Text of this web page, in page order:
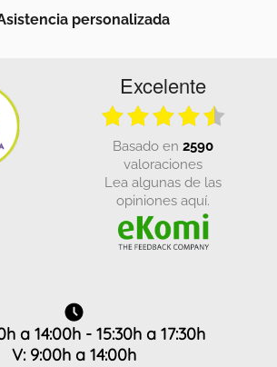
personalizada
Excelente
basado en 2590
valoraciones
Lea algunas de las
opiniones aquí.
a 14:00h - 15:30h a 17:30h
V: 9:00h a 14:00h